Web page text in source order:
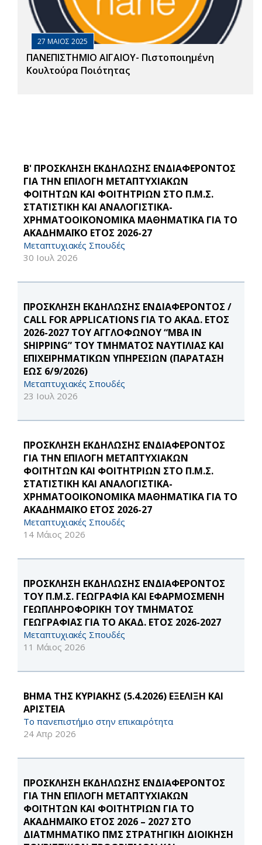
27 ΜΑΙΟΣ 2025
ΠΑΝΕΠΙΣΤΗΜΙΟ ΑΙΓΑΙΟΥ- Πιστοποιημένη
Κουλτούρα Ποιότητας
Β' ΠΡΟΣΚΛΗΣΗ ΕΚΔΗΛΩΣΗΣ ΕΝΔΙΑΦΕΡΟΝΤΟΣ
ΓΙΑ ΤΗΝ ΕΠΙΛΟΓΗ ΜΕΤΑΠΤΥΧΙΑΚΩΝ
ΦΟΙΤΗΤΩΝ ΚΑΙ ΦΟΙΤΗΤΡΙΩΝ ΣΤΟ Π.Μ.Σ.
ΣΤΑΤΙΣΤΙΚΗ ΚΑΙ ΑΝΑΛΟΓΙΣΤΙΚΑ-
ΧΡΗΜΑΤΟΟΙΚΟΝΟΜΙΚΑ ΜΑΘΗΜΑΤΙΚΑ ΓΙΑ ΤΟ
ΑΚΑΔΗΜΑΪΚΟ ΕΤΟΣ 2026-27
Μεταπτυχιακές Σπουδές
30 Ιουλ 2026
ΠΡΟΣΚΛΗΣΗ ΕΚΔΗΛΩΣΗΣ ΕΝΔΙΑΦΕΡΟΝΤΟΣ /
CALL FOR APPLICATIONS ΓΙΑ ΤΟ ΑΚΑΔ. ΕΤΟΣ
2026-2027 ΤΟΥ ΑΓΓΛΟΦΩΝΟΥ “MBA IN
SHIPPING” ΤΟΥ ΤΜΗΜΑΤΟΣ ΝΑΥΤΙΛΙΑΣ ΚΑΙ
ΕΠΙΧΕΙΡΗΜΑΤΙΚΩΝ ΥΠΗΡΕΣΙΩΝ (ΠΑΡΑΤΑΣΗ
ΕΩΣ 6/9/2026)
Μεταπτυχιακές Σπουδές
23 Ιουλ 2026
ΠΡΟΣΚΛΗΣΗ ΕΚΔΗΛΩΣΗΣ ΕΝΔΙΑΦΕΡΟΝΤΟΣ
ΓΙΑ ΤΗΝ ΕΠΙΛΟΓΗ ΜΕΤΑΠΤΥΧΙΑΚΩΝ
ΦΟΙΤΗΤΩΝ ΚΑΙ ΦΟΙΤΗΤΡΙΩΝ ΣΤΟ Π.Μ.Σ.
ΣΤΑΤΙΣΤΙΚΗ ΚΑΙ ΑΝΑΛΟΓΙΣΤΙΚΑ-
ΧΡΗΜΑΤΟΟΙΚΟΝΟΜΙΚΑ ΜΑΘΗΜΑΤΙΚΑ ΓΙΑ ΤΟ
ΑΚΑΔΗΜΑΪΚΟ ΕΤΟΣ 2026-27
Μεταπτυχιακές Σπουδές
14 Μάιος 2026
ΠΡΟΣΚΛΗΣΗ ΕΚΔΗΛΩΣΗΣ ΕΝΔΙΑΦΕΡΟΝΤΟΣ
ΤΟΥ Π.Μ.Σ. ΓΕΩΓΡΑΦΙΑ ΚΑΙ ΕΦΑΡΜΟΣΜΕΝΗ
ΓΕΩΠΛΗΡΟΦΟΡΙΚΗ ΤΟΥ ΤΜΗΜΑΤΟΣ
ΓΕΩΓΡΑΦΙΑΣ ΓΙΑ ΤΟ ΑΚΑΔ. ΕΤΟΣ 2026-2027
Μεταπτυχιακές Σπουδές
11 Μάιος 2026
ΒΗΜΑ ΤΗΣ ΚΥΡΙΑΚΗΣ (5.4.2026) ΕΞΕΛΙΞΗ ΚΑΙ
AΡΙΣΤΕΙΑ
Το πανεπιστήμιο στην επικαιρότητα
24 Απρ 2026
ΠΡΟΣΚΛΗΣΗ ΕΚΔΗΛΩΣΗΣ ΕΝΔΙΑΦΕΡΟΝΤΟΣ
ΓΙΑ ΤΗΝ ΕΠΙΛΟΓΗ ΜΕΤΑΠΤΥΧΙΑΚΩΝ
ΦΟΙΤΗΤΩΝ ΚΑΙ ΦΟΙΤΗΤΡΙΩΝ ΓΙΑ ΤΟ
ΑΚΑΔΗΜΑΪΚΟ ΕΤΟΣ 2026 – 2027 ΣΤΟ
ΔΙΑΤΜΗΜΑΤΙΚΟ ΠΜΣ ΣΤΡΑΤΗΓΙΚΗ ΔΙΟΙΚΗΣΗ